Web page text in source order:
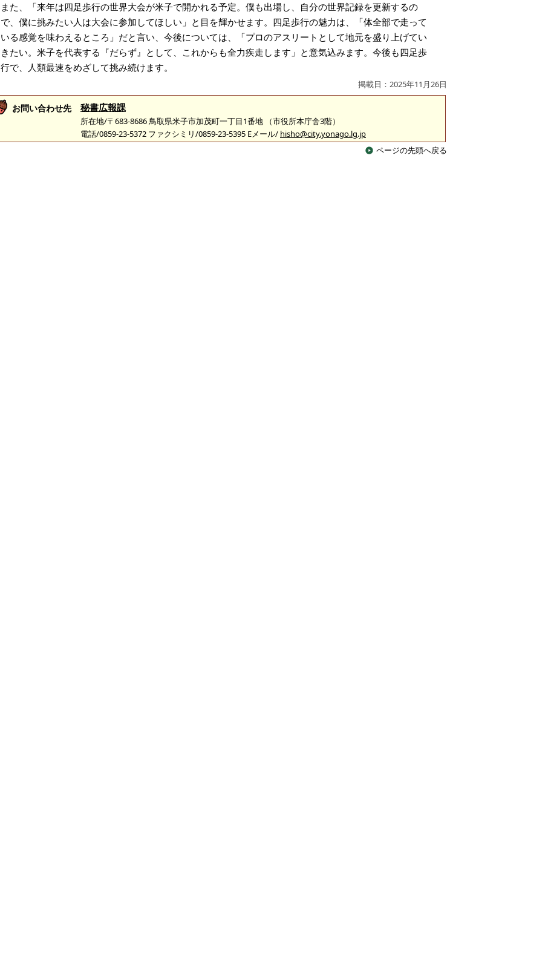
また、「来年は四足歩行の世界大会が米子で開かれる予定。僕も出場し、自分の世界記録を更新するの
で、僕に挑みたい人は大会に参加してほしい」と目を輝かせます。四足歩行の魅力は、「体全部で走って
いる感覚を味わえるところ」だと言い、今後については、「プロのアスリートとして地元を盛り上げてい
きたい。米子を代表する『だらず』として、これからも全力疾走します」と意気込みます。今後も四足歩
行で、人類最速をめざして挑み続けます。
掲載日：2025年11月26日
お問い合わせ先 秘書広報課
所在地/〒683-8686 鳥取県米子市加茂町一丁目1番地 （市役所本庁舎3階）
電話/0859-23-5372 ファクシミリ/0859-23-5395 Eメール/ hisho@city.yonago.lg.jp
ページの先頭へ戻る